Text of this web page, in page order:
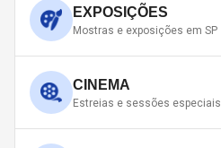
EXPOSIÇÕES
Mostras e exposições em SP
CINEMA
Estreias e sessões especiais